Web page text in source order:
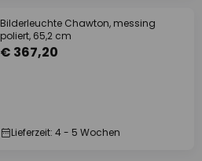
Bilderleuchte Chawton, messing
poliert, 65,2 cm
€ 367,20
Lieferzeit: 4 - 5 Wochen